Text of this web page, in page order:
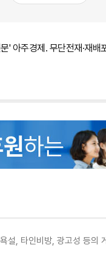
' 아주경제. 무단전재·재배